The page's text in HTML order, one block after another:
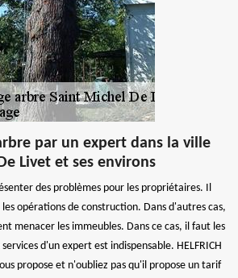
par un expert dans la ville
Livet et ses environs
des problèmes pour les propriétaires. Il
opérations de construction. Dans d'autres cas,
menacer les immeubles. Dans ce cas, il faut les
d'un expert est indispensable. HELFRICH
propose et n'oubliez pas qu'il propose un tarif